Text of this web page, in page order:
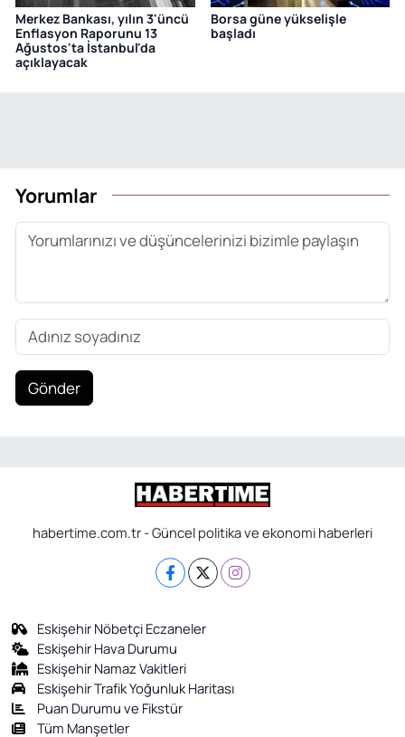
Merkez Bankası, yılın 3'üncü
Enflasyon Raporunu 13
Ağustos'ta İstanbul'da
açıklayacak
Borsa güne yükselişle
başladı
Yorumlar
Gönder
habertime.com.tr - Güncel politika ve ekonomi haberleri
Eskişehir Nöbetçi Eczaneler
Eskişehir Hava Durumu
Eskişehir Namaz Vakitleri
Eskişehir Trafik Yoğunluk Haritası
Puan Durumu ve Fikstür
Tüm Manşetler